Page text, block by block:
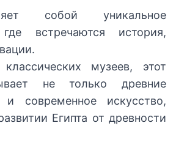
собой уникальное
где встречаются история,
музеев, этот
не только древние
современное искусство,
Египта от древности